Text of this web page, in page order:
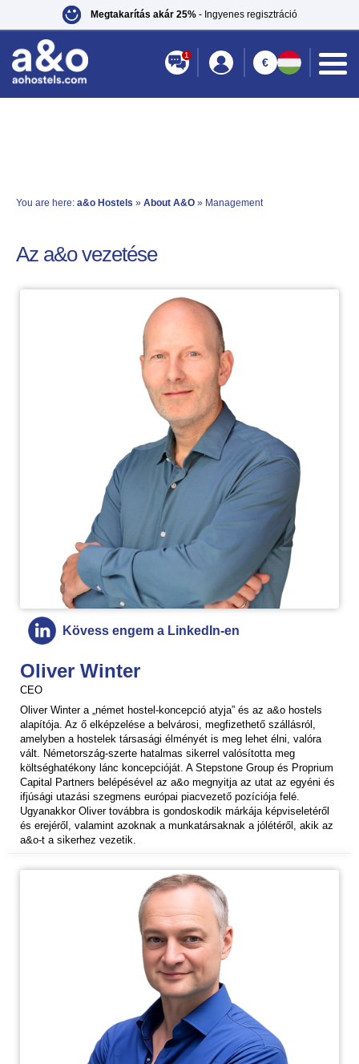
Megtakarítás akár 25% - Ingyenes regisztráció
1
€
You are here: a&o Hostels » About A&O » Management
Az a&o vezetése
Kövess engem a LinkedIn-en
Oliver Winter
CEO
Oliver Winter a „német hostel-koncepció atyja” és az a&o hostels
alapítója. Az ő elképzelése a belvárosi, megfizethető szállásról,
amelyben a hostelek társasági élményét is meg lehet élni, valóra
vált. Németország-szerte hatalmas sikerrel valósította meg
költséghatékony lánc koncepcióját. A Stepstone Group és Proprium
Capital Partners belépésével az a&o megnyitja az utat az egyéni és
ifjúsági utazási szegmens európai piacvezető pozíciója felé.
Ugyanakkor Oliver továbbra is gondoskodik márkája képviseletéről
és erejéről, valamint azoknak a munkatársaknak a jólétéről, akik az
a&o-t a sikerhez vezetik.